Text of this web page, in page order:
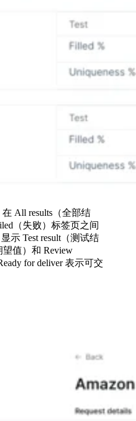
All results（全部结
（失败）标签页之间
示 Test result（测试结
望值）和 Review
for deliver 表示可交